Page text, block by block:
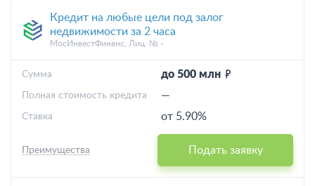
Кредит на любые цели под залог
недвижимости за 2 часа
МосИнвестФинанс, Лиц. № -
до 500 млн
Cумма
—
Полная стоимость кредита
от 5.90%
Ставка
Подать заявку
Преимущества